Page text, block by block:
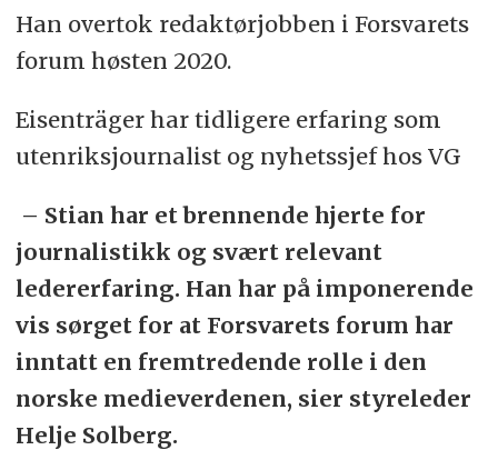
Han overtok redaktørjobben i Forsvarets
forum høsten 2020.
Eisenträger har tidligere erfaring som
utenriksjournalist og nyhetssjef hos VG
– Stian har et brennende hjerte for
journalistikk og svært relevant
ledererfaring. Han har på imponerende
vis sørget for at Forsvarets forum har
inntatt en fremtredende rolle i den
norske medieverdenen, sier styreleder
Helje Solberg.